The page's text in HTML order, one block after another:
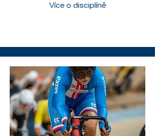
Více o disciplíně